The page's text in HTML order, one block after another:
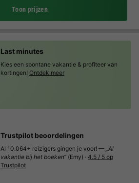
Toon prijzen
Last minutes
Kies een spontane vakantie & profiteer van
kortingen! Ontdek meer
Trustpilot beoordelingen
Al 10.064+ reizigers gingen je voor! — „Al
vakantie bij het boeken“ (Emy) · 4.5 / 5 op
Trustpilot